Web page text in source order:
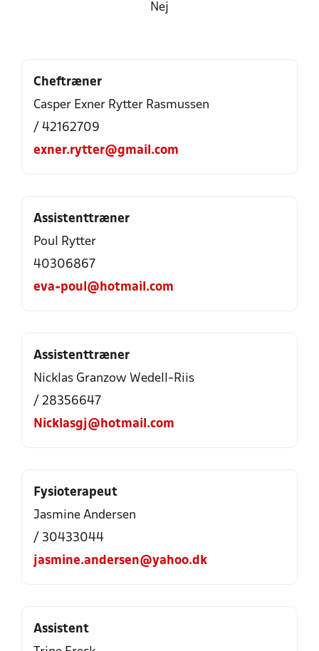
Nej
Cheftræner
Casper Exner Rytter Rasmussen
/ 42162709
exner.rytter@gmail.com
Assistenttræner
Poul Rytter
40306867
eva-poul@hotmail.com
Assistenttræner
Nicklas Granzow Wedell-Riis
/ 28356647
Nicklasgj@hotmail.com
Fysioterapeut
Jasmine Andersen
/ 30433044
jasmine.andersen@yahoo.dk
Assistent